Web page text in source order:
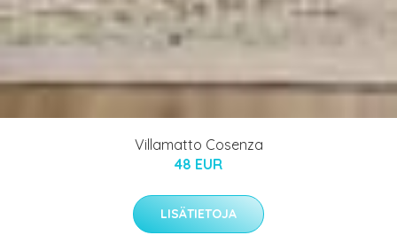
Villamatto Cosenza
48 EUR
LISÄTIETOJA